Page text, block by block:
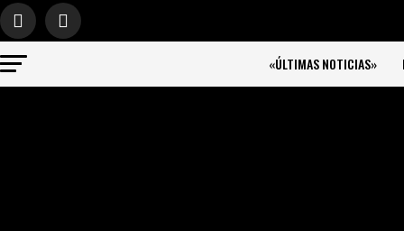
«ÚLTIMAS NOTICIAS»